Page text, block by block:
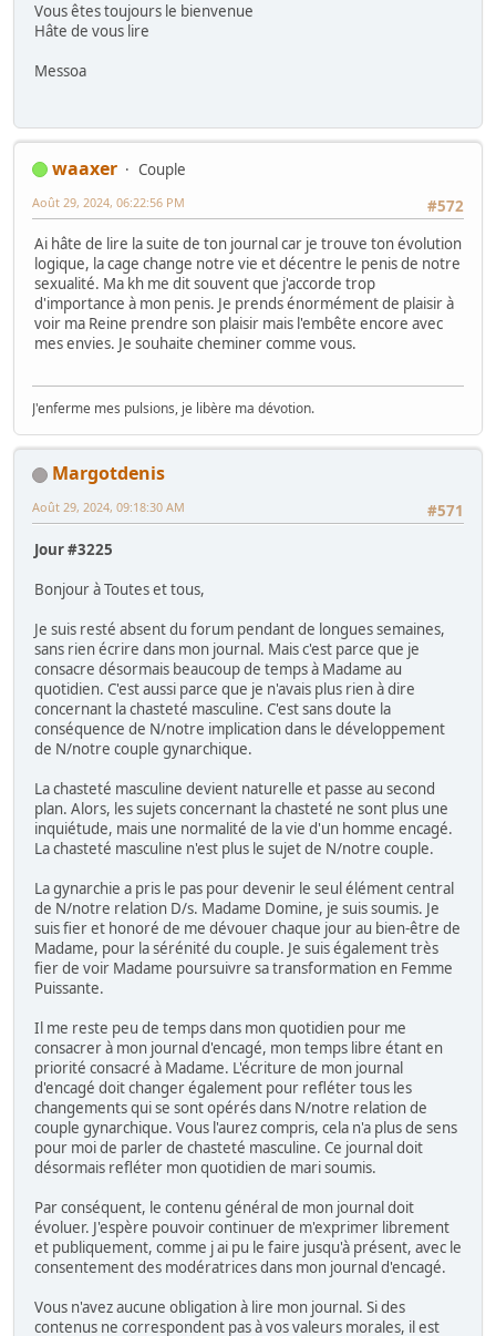
Vous êtes toujours le bienvenue
Hâte de vous lire
Messoa
waaxer
Couple
#572
Août 29, 2024, 06:22:56 PM
Ai hâte de lire la suite de ton journal car je trouve ton évolution
logique, la cage change notre vie et décentre le penis de notre
sexualité. Ma kh me dit souvent que j'accorde trop
d'importance à mon penis. Je prends énormément de plaisir à
voir ma Reine prendre son plaisir mais l'embête encore avec
mes envies. Je souhaite cheminer comme vous.
J'enferme mes pulsions, je libère ma dévotion.
Margotdenis
#571
Août 29, 2024, 09:18:30 AM
Jour #3225
Bonjour à Toutes et tous,
Je suis resté absent du forum pendant de longues semaines,
sans rien écrire dans mon journal. Mais c'est parce que je
consacre désormais beaucoup de temps à Madame au
quotidien. C'est aussi parce que je n'avais plus rien à dire
concernant la chasteté masculine. C'est sans doute la
conséquence de N/notre implication dans le développement
de N/notre couple gynarchique.
La chasteté masculine devient naturelle et passe au second
plan. Alors, les sujets concernant la chasteté ne sont plus une
inquiétude, mais une normalité de la vie d'un homme encagé.
La chasteté masculine n'est plus le sujet de N/notre couple.
La gynarchie a pris le pas pour devenir le seul élément central
de N/notre relation D/s. Madame Domine, je suis soumis. Je
suis fier et honoré de me dévouer chaque jour au bien-être de
Madame, pour la sérénité du couple. Je suis également très
fier de voir Madame poursuivre sa transformation en Femme
Puissante.
Il me reste peu de temps dans mon quotidien pour me
consacrer à mon journal d'encagé, mon temps libre étant en
priorité consacré à Madame. L'écriture de mon journal
d'encagé doit changer également pour refléter tous les
changements qui se sont opérés dans N/notre relation de
couple gynarchique. Vous l'aurez compris, cela n'a plus de sens
pour moi de parler de chasteté masculine. Ce journal doit
désormais refléter mon quotidien de mari soumis.
Par conséquent, le contenu général de mon journal doit
évoluer. J'espère pouvoir continuer de m'exprimer librement
et publiquement, comme j ai pu le faire jusqu'à présent, avec le
consentement des modératrices dans mon journal d'encagé.
Vous n'avez aucune obligation à lire mon journal. Si des
contenus ne correspondent pas à vos valeurs morales, il est